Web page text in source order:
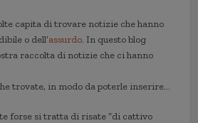
capita di trovare notizie che hanno
o dell’assurdo. In questo blog
raccolta di notizie che ci hanno
trovate, in modo da poterle inserire…
forse si tratta di risate “di cattivo